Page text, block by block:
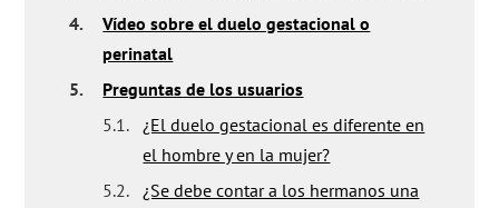
4.
Vídeo sobre el duelo gestacional o
perinatal
5.
Preguntas de los usuarios
5.1.
¿El duelo gestacional es diferente en
el hombre y en la mujer?
5.2.
¿Se debe contar a los hermanos una